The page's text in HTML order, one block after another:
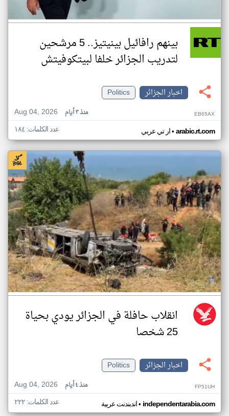
بينهم رافائيل بينيتيز.. 5 مرشحين
لتدريب الجزائر خلفا لبيتكوفيتش
اخبار الجزائر
Politics
Aug 04, 2026
منذ ٣ أيام EB65AX
ار تي عربي• arabic.rt.com عدد الكلمات: ١٨٤
انقلاب حافلة في الجزائر يودي بحياة
25 شخصا
اخبار الجزائر
Politics
Aug 04, 2026
منذ ٤ أيام FP51UH
اندبندنت عربية• independentarabia.com عدد الكلمات: ٢٢٢